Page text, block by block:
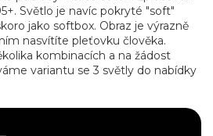
Světlo je navíc pokryté "soft"
jako softbox. Obraz je výrazně
nasvítíte pleťovku člověka.
kombinacích a na žádost
variantu se 3 světly do nabídky